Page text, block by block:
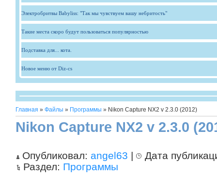
Электробритвы Babyliss: "Так мы чувствуем вашу небритость"
Такие места скоро будут пользоваться популярностью
Подставка для... кота.
Новое меню от Diz-cs
Главная » Файлы » Программы » Nikon Capture NX2 v 2.3.0 (2012)
Nikon Capture NX2 v 2.3.0
Опубликовал: angel63 |
Дата
Раздел: Программы